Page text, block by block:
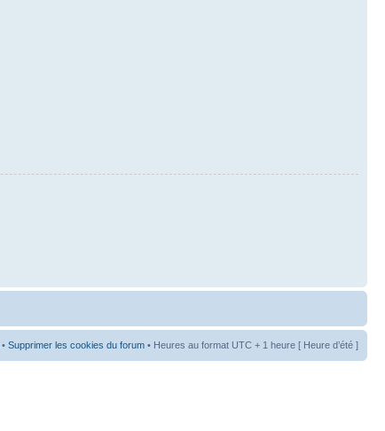
• Supprimer les cookies du forum • Heures au format UTC + 1 heure [ Heure d’été ]